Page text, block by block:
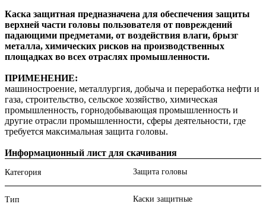
Каска защитная предназначена для обеспечения защиты
верхней части головы пользователя от повреждений
падающими предметами, от воздействия влаги, брызг
металла, химических рисков на производственных
площадках во всех отраслях промышленности.
ПРИМЕНЕНИЕ:
машиностроение, металлургия, добыча и переработка нефти и
газа, строительство, сельское хозяйство, химическая
промышленность, горнодобывающая промышленность и
другие отрасли промышленности, сферы деятельности, где
требуется максимальная защита головы.
Информационный лист для скачивания
Категория Защита головы
Тип Каски защитные